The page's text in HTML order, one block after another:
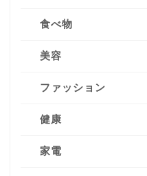
食べ物
美容
ファッション
健康
家電